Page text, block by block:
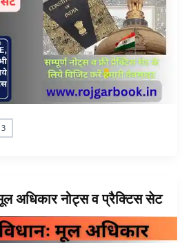
3
अधिकार नोट्स व प्रैक्टिस सेट